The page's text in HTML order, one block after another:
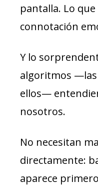
pantalla. Lo
connotación
Y lo
algoritmos —las
ellos—
nosotros.
No necesitan
directamente:
aparece